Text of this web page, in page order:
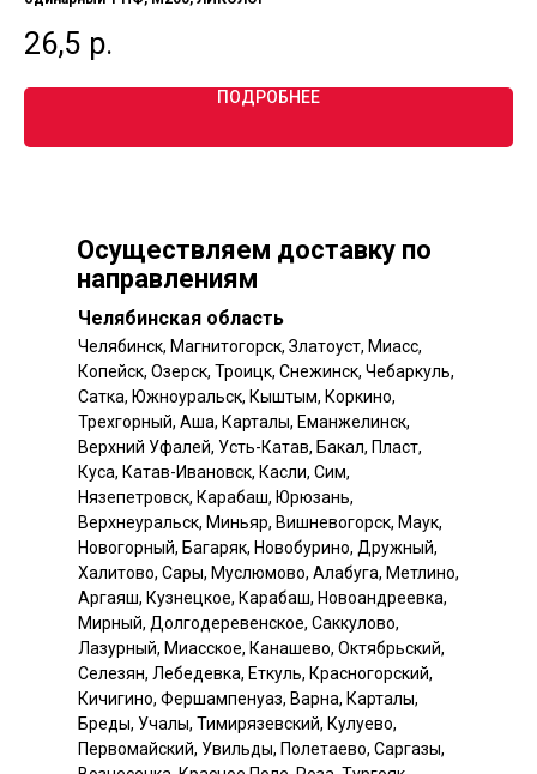
26,5 р.
ПОДРОБНЕЕ
Челябинская область
Осуществляем доставку по
направлениям
Челябинск, Магнитогорск, Златоуст, Миасс,
Копейск, Озерск, Троицк, Снежинск, Чебаркуль,
Сатка, Южноуральск, Кыштым, Коркино,
Трехгорный, Аша, Карталы, Еманжелинск,
Верхний Уфалей, Усть-Катав, Бакал, Пласт,
Куса, Катав-Ивановск, Касли, Сим,
Нязепетровск, Карабаш, Юрюзань,
Верхнеуральск, Миньяр, Вишневогорск, Маук,
Новогорный, Багаряк, Новобурино, Дружный,
Халитово, Сары, Муслюмово, Алабуга, Метлино,
Аргаяш, Кузнецкое, Карабаш, Новоандреевка,
Мирный, Долгодеревенское, Саккулово,
Лазурный, Миасское, Канашево, Октябрьский,
Селезян, Лебедевка, Еткуль, Красногорский,
Кичигино, Фершампенуаз, Варна, Карталы,
Бреды, Учалы, Тимирязевский, Кулуево,
Первомайский, Увильды, Полетаево, Саргазы,